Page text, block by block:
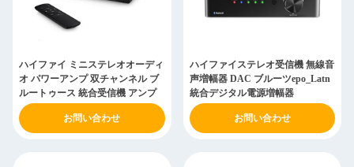
ハイファイ ミニステレオオーディ
オ パワーアンプ 双チャンネル ブ
ルートゥース 統合受信機 アンプ
お問い合わせ
ハイファイステレオ受信機 無線音
声増幅器 DAC ブルーツepo_Latn
統合デジタル電源増幅器
お問い合わせ